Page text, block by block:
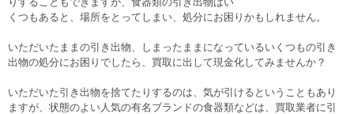
くつもあると、場所をとってしまい、処分にお困りかもしれません。
いただいたままの引き出物、しまったままになっているいくつもの引き
出物の処分にお困りでしたら、買取に出して現金化してみませんか？
いただいた引き出物を捨てたりするのは、気が引けるということもあり
ますが、状態のよい人気の有名ブランドの食器類などは、買取業者に引